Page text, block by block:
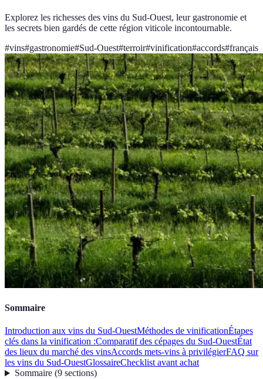
Explorez les richesses des vins du Sud-Ouest, leur gastronomie et
les secrets bien gardés de cette région viticole incontournable.
#vins#gastronomie#Sud-Ouest#terroir#vinification#accords#français
Sommaire
Introduction aux vins du Sud-OuestMéthodes de vinificationÉtapes
clés dans la vinification :Comparatif des cépages du Sud-OuestÉtat
des lieux du marché des vinsAccords mets-vins à privilégierFAQ sur
les vins du Sud-OuestGlossaireChecklist avant achat
Sommaire(9 sections)